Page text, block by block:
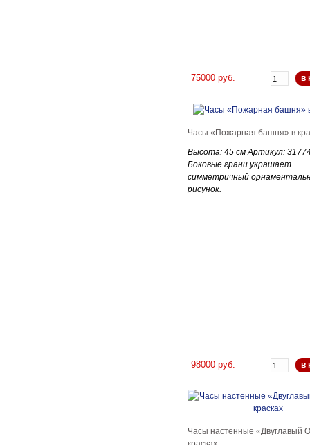
75000 руб. в
Часы «Пожарная башня» в
Высота: 45 см Артикул:
Боковые грани украшает
симметричный
рисунок.
98000 руб. в
Часы настенные «Двуглавый